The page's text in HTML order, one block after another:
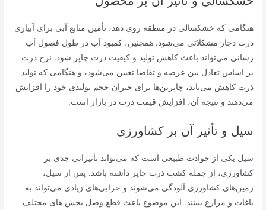
هنگامی که خشکسالی در منطقه روی دهد، تأمین منابع آبی برای آبیاری
ذرت دچار مشکلاتی می‌شود. همچنین، کمبود آب در طول فصول آب
‌رسانی می‌تواند باعث کاهش تولید و کیفیت ذرت چاپر شود. نرخ ذرت
بر اساس تعادل بین عرضه و تقاضا تعیین می‌شود، و هنگامی که تولید
ذرت کاهش می‌یابد، چاپرین‌ها برای جبران حجم تولیدی خود را افزایش
می‌دهند و نتیجه آن، افزایش قیمت ذرت در بازار است.
سیل و تأثیر آن بر کشاورزی
سیل یکی از حوادث طبیعی است که می‌تواند تأثیراتی جدی بر
کشاورزی، از جمله کشت ذرت چاپر داشته باشد. پس از سیل،
زمین‌های کشاورزی آلودگی می‌شوند و خرابی‌های زیادی می‌تواند به
باغات و مزارع ببینند. این موضوع باعث قطع وصل بخش های مختلف